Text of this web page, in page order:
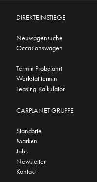
DIREKTEINSTIEGE
Neuwagensuche
Occasionswagen
Termin Probefahrt
Werkstatttermin
Leasing-Kalkulator
CARPLANET GRUPPE
Standorte
Marken
Jobs
Newsletter
Kontakt